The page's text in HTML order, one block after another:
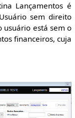
Lançamentos é
sem direito
usuário está sem o
financeiros, cuja